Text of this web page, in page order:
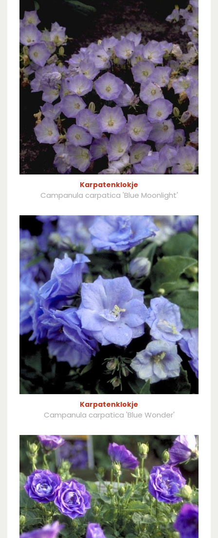
Karpatenklokje
Campanula carpatica 'Blue Moonlight'
Karpatenklokje
Campanula carpatica 'Blue Wonder'